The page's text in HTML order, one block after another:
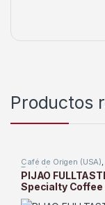
Productos
Café de Origen (USA),
Tostado
PIJAO
Specialty Coffee
(12oz) – (Pack of 3)